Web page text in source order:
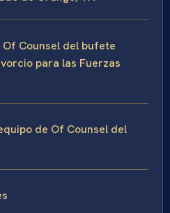
Of Counsel del bufete
para las Fuerzas
de Of Counsel del